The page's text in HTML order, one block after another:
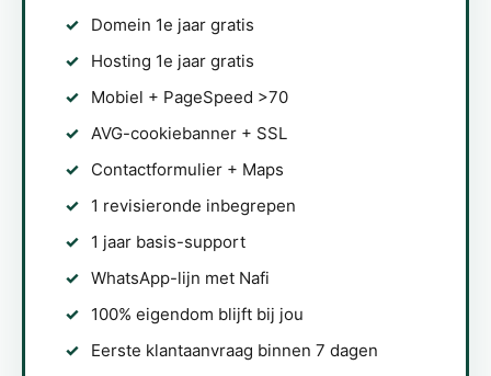
Domein 1e jaar gratis
Hosting 1e jaar gratis
Mobiel + PageSpeed >70
AVG-cookiebanner + SSL
Contactformulier + Maps
1 revisieronde inbegrepen
1 jaar basis-support
WhatsApp-lijn met Nafi
100% eigendom blijft bij jou
Eerste klantaanvraag binnen 7 dagen